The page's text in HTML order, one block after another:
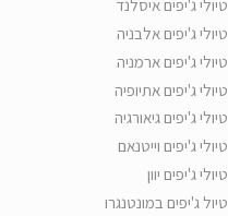
טיולי ג'יפים איסלנד
טיולי ג'יפים אלבניה
טיולי ג'יפים ארמניה
טיולי ג'יפים אתיופיה
טיולי ג'יפים גיאורגיה
טיולי ג'יפים וייטנאם
טיולי ג'יפים יוון
טיול ג'יפים במונטנגרו